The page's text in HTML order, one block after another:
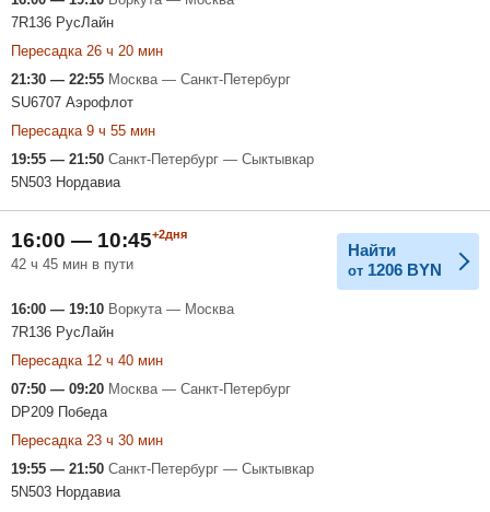
7R136 РусЛайн
Пересадка 26 ч 20 мин
21:30 — 22:55 Москва — Санкт-Петербург
SU6707 Аэрофлот
Пересадка 9 ч 55 мин
19:55 — 21:50 Санкт-Петербург — Сыктывкар
5N503 Нордавиа
16:00 — 10:45+2дня
42 ч 45 мин в пути
Найти
от 1206 BYN
16:00 — 19:10 Воркута — Москва
7R136 РусЛайн
Пересадка 12 ч 40 мин
07:50 — 09:20 Москва — Санкт-Петербург
DP209 Победа
Пересадка 23 ч 30 мин
19:55 — 21:50 Санкт-Петербург — Сыктывкар
5N503 Нордавиа